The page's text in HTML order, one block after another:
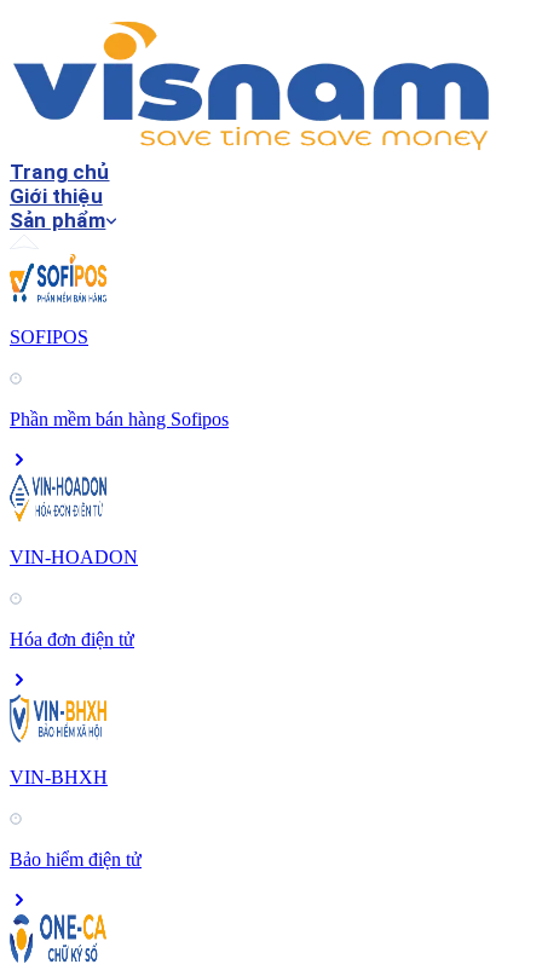
Trang chủ
Giới thiệu
Sản phẩm
SOFIPOS
Phần mềm bán hàng Sofipos
VIN-HOADON
Hóa đơn điện tử
VIN-BHXH
Bảo hiểm điện tử